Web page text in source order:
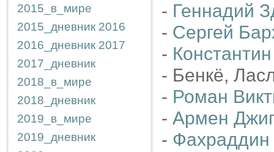
2015_в_мире
2015_дневник 2016
2016_дневник 2017
2017_дневник
2018_в_мире
2018_дневник
2019_в_мире
2019_дневник
- Геннадий
- Сергей
-
- Бенкё,
- Роман
- Армен
- Фахраддин